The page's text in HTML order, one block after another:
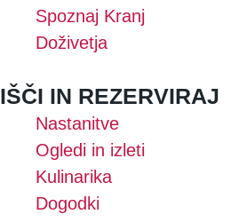
Spoznaj Kranj
Doživetja
IŠČI IN REZERVIRAJ
Nastanitve
Ogledi in izleti
Kulinarika
Dogodki